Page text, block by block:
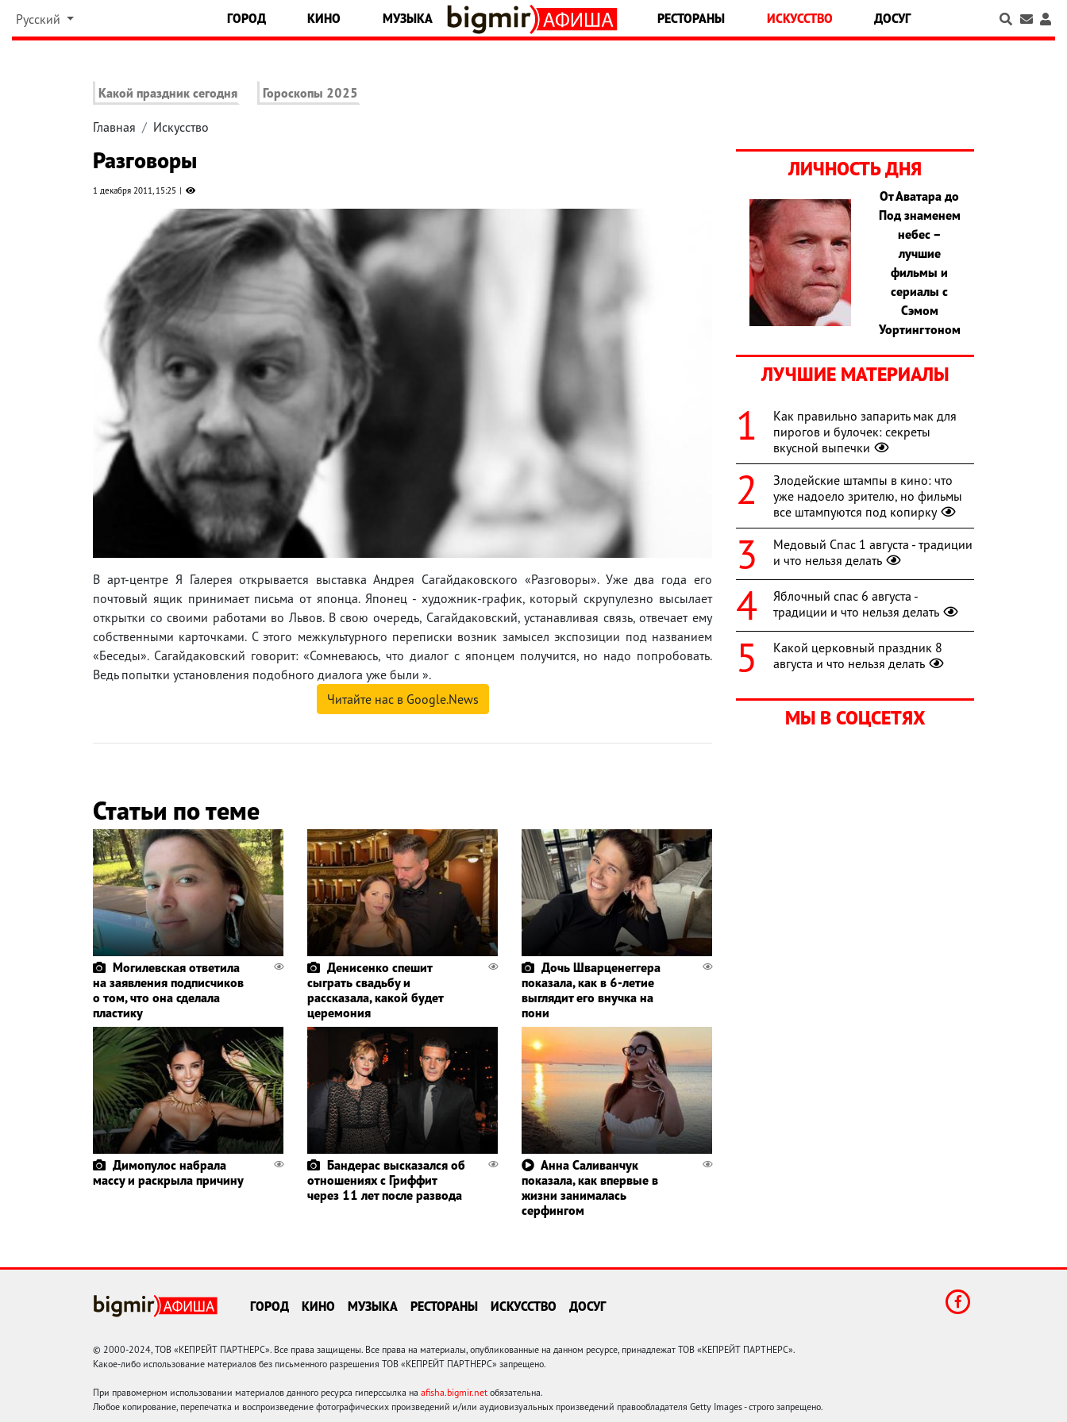
Русский ГОРОД КИНО МУЗЫКА РЕСТОРАНЫ ИСКУССТВО ДОСУГ
Какой праздник сегодня Гороскопы 2025
Главная Искусство
Разговоры
1 декабря 2011, 15:25
В арт-центре Я Галерея открывается выставка Андрея Сагайдаковского «Разговоры». Уже два года его
почтовый ящик принимает письма от японца. Японец - художник-график, который скрупулезно высылает
открытки со своими работами во Львов. В свою очередь, Сагайдаковский, устанавливая связь, отвечает ему
собственными карточками. С этого межкультурного переписки возник замысел экспозиции под названием
«Беседы». Сагайдаковский говорит: «Сомневаюсь, что диалог с японцем получится, но надо попробовать.
Ведь попытки установления подобного диалога уже были ».
Читайте нас в Google.News
Статьи по теме
Могилевская ответила
на заявления подписчиков
о том, что она сделала
пластику
Денисенко спешит
сыграть свадьбу и
рассказала, какой будет
церемония
Дочь Шварценеггера
показала, как в 6-летие
выглядит его внучка на
пони
Димопулос набрала
массу и раскрыла причину
Бандерас высказался об
отношениях с Гриффит
через 11 лет после развода
Анна Саливанчук
показала, как впервые в
жизни занималась
серфингом
ЛИЧНОСТЬ ДНЯ
От Аватара до
Под знаменем
небес –
лучшие
фильмы и
сериалы с
Сэмом
Уортингтоном
ЛУЧШИЕ МАТЕРИАЛЫ
Как правильно запарить мак для
пирогов и булочек: секреты
вкусной выпечки
Злодейские штампы в кино: что
уже надоело зрителю, но фильмы
все штампуются под копирку
Медовый Спас 1 августа - традиции
и что нельзя делать
Яблочный спас 6 августа -
традиции и что нельзя делать
Какой церковный праздник 8
августа и что нельзя делать
МЫ В СОЦСЕТЯХ
ГОРОД КИНО МУЗЫКА РЕСТОРАНЫ ИСКУССТВО ДОСУГ
© 2000-2024, ТОВ «КЕПРЕЙТ ПАРТНЕРС». Все права защищены. Все права на материалы, опубликованные на данном ресурсе, принадлежат ТОВ «КЕПРЕЙТ ПАРТНЕРС».
Какое-либо использование материалов без письменного разрешения ТОВ «КЕПРЕЙТ ПАРТНЕРС» запрещено.
При правомерном использовании материалов данного ресурса гиперссылка на afisha.bigmir.net обязательна.
Любое копирование, перепечатка и воспроизведение фотографических произведений и/или аудиовизуальных произведений правообладателя Getty Images - строго запрещено.